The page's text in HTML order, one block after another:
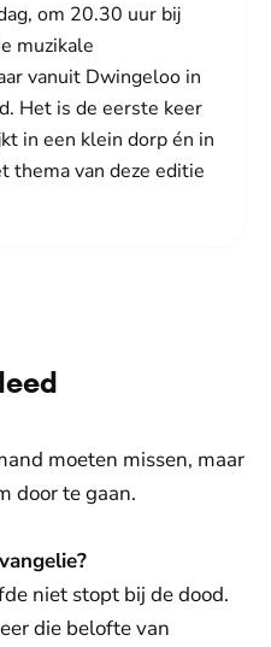
om 20.30 uur bij
muzikale
vanuit Dwingeloo in
Het is de eerste keer
in een klein dorp én in
thema van deze editie
moeten missen, maar
door te gaan.
niet stopt bij de dood.
die belofte van